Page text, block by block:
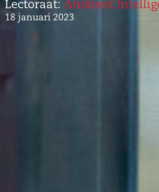
Lectoraat: Ambient
18 januari 2023